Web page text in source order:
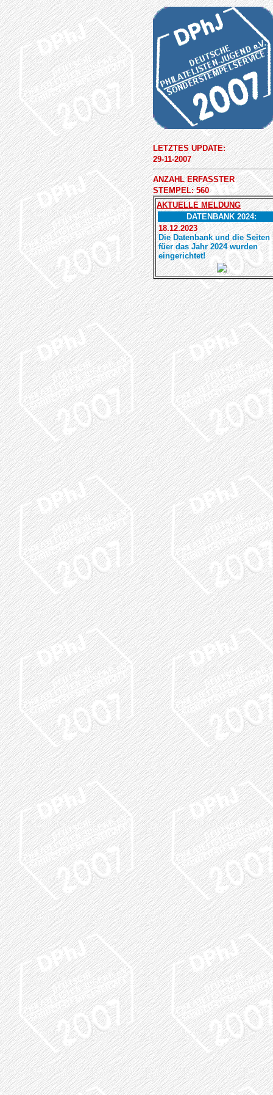
LETZTES UPDATE:
29-11-2007
ANZAHL ERFASSTER
STEMPEL: 560
AKTUELLE MELDUNG
DATENBANK 2024:
18.12.2023
Die Datenbank und die Seiten
füer das Jahr 2024 wurden
eingerichtet!